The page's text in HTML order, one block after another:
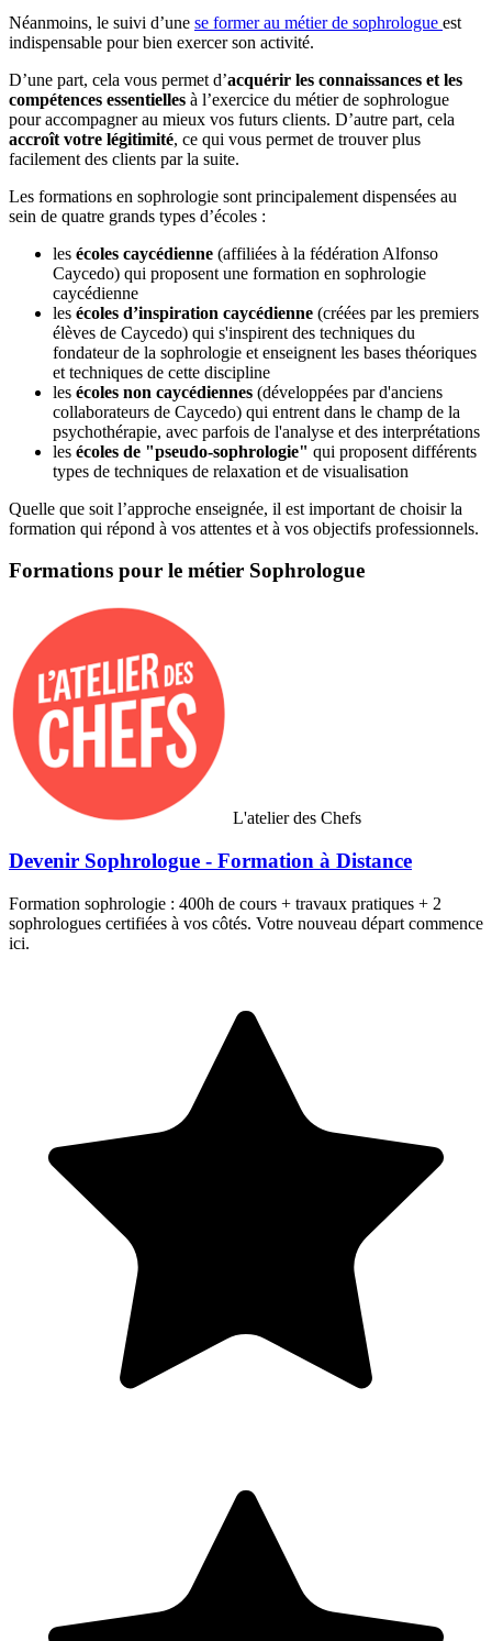
Néanmoins, le suivi d’une se former au métier de sophrologue est
indispensable pour bien exercer son activité.
D’une part, cela vous permet d’acquérir les connaissances et les
compétences essentielles à l’exercice du métier de sophrologue
pour accompagner au mieux vos futurs clients. D’autre part, cela
accroît votre légitimité, ce qui vous permet de trouver plus
facilement des clients par la suite.
Les formations en sophrologie sont principalement dispensées au
sein de quatre grands types d’écoles :
les écoles caycédienne (affiliées à la fédération Alfonso
Caycedo) qui proposent une formation en sophrologie
caycédienne
les écoles d’inspiration caycédienne (créées par les premiers
élèves de Caycedo) qui s'inspirent des techniques du
fondateur de la sophrologie et enseignent les bases théoriques
et techniques de cette discipline
les écoles non caycédiennes (développées par d'anciens
collaborateurs de Caycedo) qui entrent dans le champ de la
psychothérapie, avec parfois de l'analyse et des interprétations
les écoles de "pseudo-sophrologie" qui proposent différents
types de techniques de relaxation et de visualisation
Quelle que soit l’approche enseignée, il est important de choisir la
formation qui répond à vos attentes et à vos objectifs professionnels.
Formations pour le métier Sophrologue
L'atelier des Chefs
Devenir Sophrologue - Formation à Distance
Formation sophrologie : 400h de cours + travaux pratiques + 2
sophrologues certifiées à vos côtés. Votre nouveau départ commence
ici.